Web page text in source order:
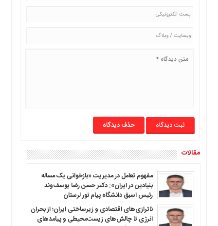
حذف دیدگاه
مقالات
مفهوم تعامل در مدیریت «بازخوانی یک مساله
بنیادین در ایران»: دکتر حسن رضا یوسف‌وند
رئیس اسبق دانشگاه پیام نور لرستان
ناترازی‌های اقتصادی و زیرساختی ایران؛ از بحران
انرژی تا چالش‌های زیست‌محیطی و پیامدهای